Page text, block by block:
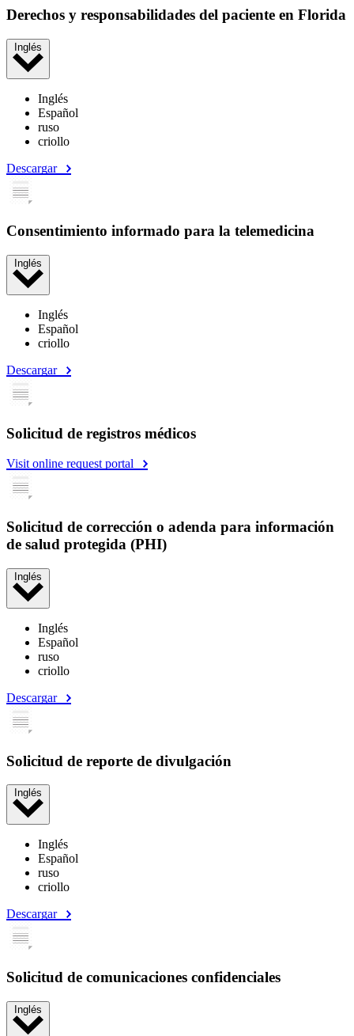
Derechos y responsabilidades del paciente en Florida
Inglés
Inglés
Español
ruso
criollo
Descargar
Consentimiento informado para la telemedicina
Inglés
Inglés
Español
criollo
Descargar
Solicitud de registros médicos
Visit online request portal
Solicitud de corrección o adenda para información
de salud protegida (PHI)
Inglés
Inglés
Español
ruso
criollo
Descargar
Solicitud de reporte de divulgación
Inglés
Inglés
Español
ruso
criollo
Descargar
Solicitud de comunicaciones confidenciales
Inglés